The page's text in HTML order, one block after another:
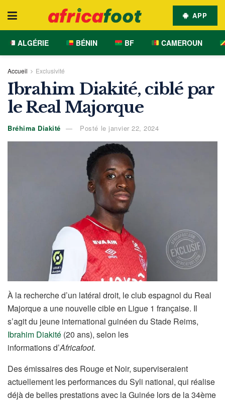
APP
ALGÉRIE BÉNIN BF CAMEROUN
Accueil Exclusivité
Ibrahim Diakité, ciblé par
le Real Majorque
Bréhima Diakité Posté le janvier 22, 2024
À la recherche d’un latéral droit, le club espagnol du Real
Majorque a une nouvelle cible en Ligue 1 française. Il
s’agit du jeune international guinéen du Stade Reims,
Ibrahim Diakité (20 ans), selon les
informations d’Africafoot.
Des émissaires des Rouge et Noir, superviseraient
actuellement les performances du Syli national, qui réalise
déjà de belles prestations avec la Guinée lors de la 34ème